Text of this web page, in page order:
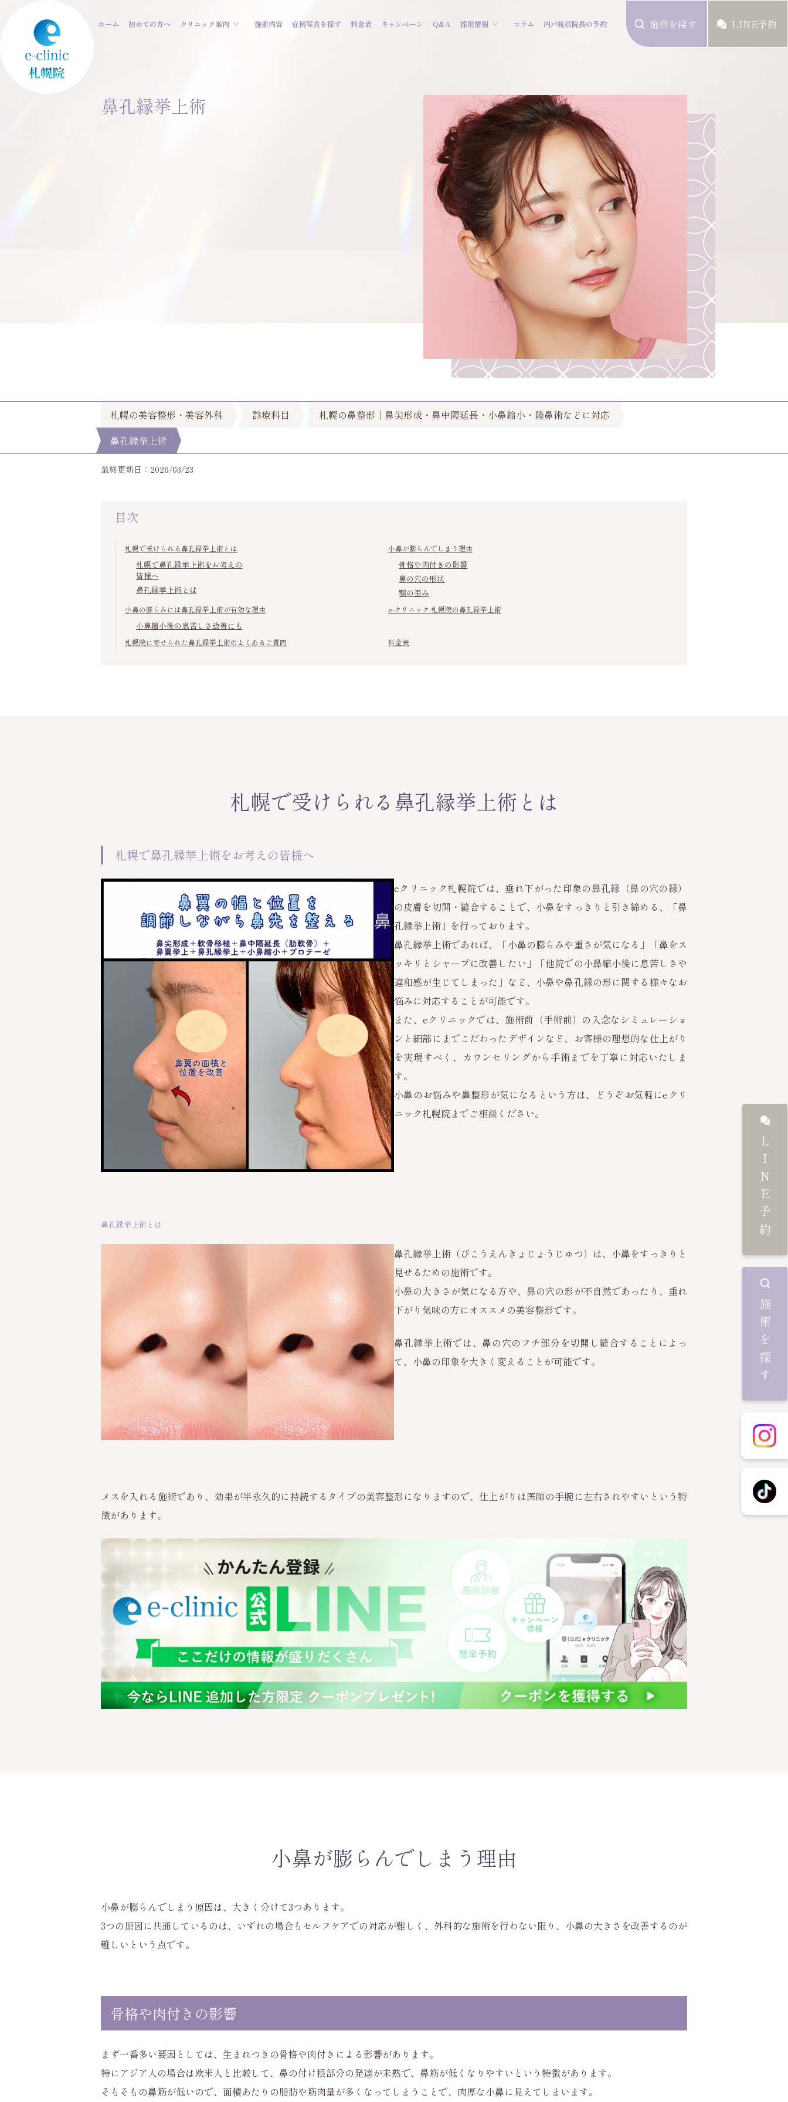
ホーム 初めての方へ クリニック案内 施術内容 症例写真を探す 料金表 キャンペーン Q&A 採用情報 コラム 円戸統括院長の予約 施術を探す LINE予約
鼻孔縁挙上術
札幌の美容整形・美容外科 診療科目
札幌の鼻整形｜鼻尖形成・鼻中隔延長・小鼻縮小・隆鼻術などに対応
鼻孔縁挙上術
最終更新日：2026/03/23
目次
札幌で受けられる鼻孔縁挙上術とは
札幌で鼻孔縁挙上術をお考えの
皆様へ
鼻孔縁挙上術とは
小鼻が膨らんでしまう理由
骨格や肉付きの影響
鼻の穴の形状
顎の歪み
小鼻の膨らみには鼻孔縁挙上術が有効な理由
小鼻縮小後の息苦しさ改善にも
e-クリニック 札幌院の鼻孔縁挙上術
札幌院に寄せられた鼻孔縁挙上術のよくあるご質問 料金表
札幌で受けられる鼻孔縁挙上術とは
札幌で鼻孔縁挙上術をお考えの皆様へ
eクリニック札幌院では、垂れ下がった印象の鼻孔縁（鼻の穴の縁）
の皮膚を切開・縫合することで、小鼻をすっきりと引き締める、「鼻
孔縁挙上術」を行っております。
鼻孔縁挙上術であれば、「小鼻の膨らみや重さが気になる」「鼻をス
ッキリとシャープに改善したい」「他院での小鼻縮小後に息苦しさや
違和感が生じてしまった」など、小鼻や鼻孔縁の形に関する様々なお
悩みに対応することが可能です。
また、eクリニックでは、施術前（手術前）の入念なシミュレーショ
ンと細部にまでこだわったデザインなど、お客様の理想的な仕上がり
を実現すべく、カウンセリングから手術までを丁寧に対応いたしま
す。
小鼻のお悩みや鼻整形が気になるという方は、どうぞお気軽にeクリ
ニック札幌院までご相談ください。
鼻孔縁挙上術とは
鼻孔縁挙上術（びこうえんきょじょうじゅつ）は、小鼻をすっきりと
見せるための施術です。
小鼻の大きさが気になる方や、鼻の穴の形が不自然であったり、垂れ
下がり気味の方にオススメの美容整形です。
鼻孔縁挙上術では、鼻の穴のフチ部分を切開し縫合することによっ
て、小鼻の印象を大きく変えることが可能です。
メスを入れる施術であり、効果が半永久的に持続するタイプの美容整形になりますので、仕上がりは医師の手腕に左右されやすいという特
徴があります。
小鼻が膨らんでしまう理由
小鼻が膨らんでしまう原因は、大きく分けて3つあります。
3つの原因に共通しているのは、いずれの場合もセルフケアでの対応が難しく、外科的な施術を行わない限り、小鼻の大きさを改善するのが
難しいという点です。
骨格や肉付きの影響
まず一番多い要因としては、生まれつきの骨格や肉付きによる影響があります。
特にアジア人の場合は欧米人と比較して、鼻の付け根部分の発達が未熟で、鼻筋が低くなりやすいという特徴があります。
そもそもの鼻筋が低いので、面積あたりの脂肪や筋肉量が多くなってしまうことで、肉厚な小鼻に見えてしまいます。
LINE予約
施術を探す